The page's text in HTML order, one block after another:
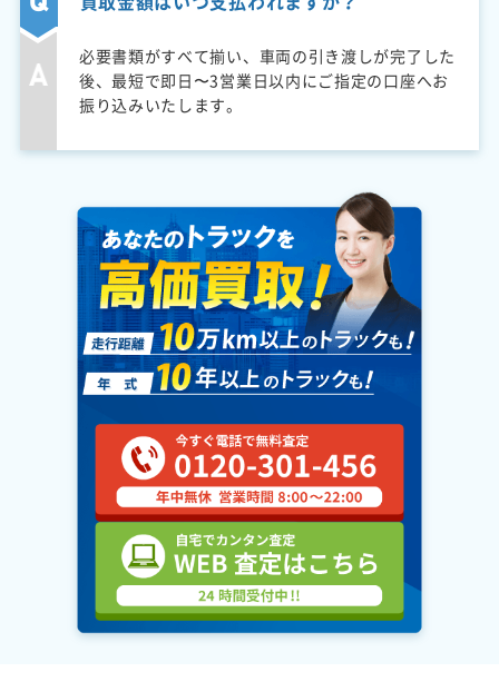
必要書類がすべて揃い、車両の引き渡しが完了した
後、最短で即日〜3営業日以内にご指定の口座へお
振り込みいたします。